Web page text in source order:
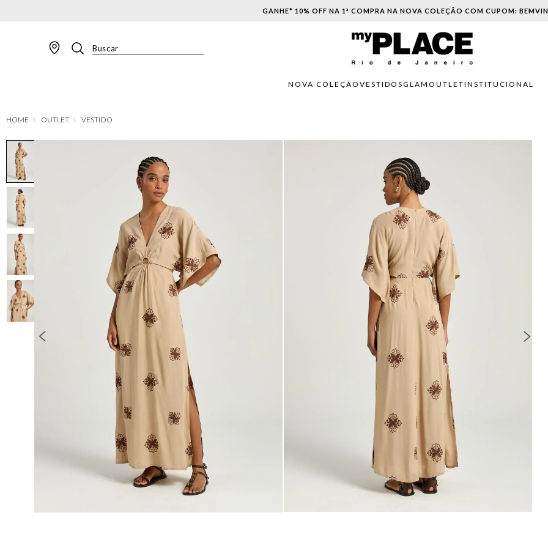
PARCELAMENTO EM ATÉ 6X SEM JUROS. APROVEITE!
Buscar
CALÇA JEANS
COLETE
NOVA COLEÇÃO VESTIDOSGLAM OUTLETINSTITUCIONAL
OUTLET VESTIDO